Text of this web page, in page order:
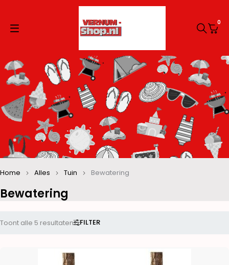
0
Bewatering
Home Alles Tuin Bewatering
FILTER
Toont alle 5 resultaten